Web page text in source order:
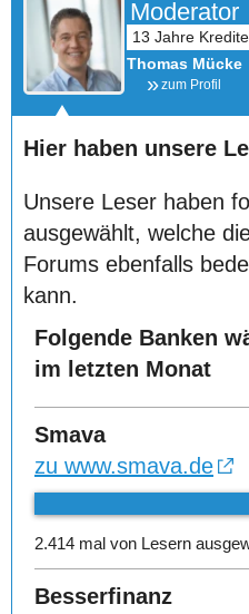
Moderator
Thomas Mücke
zum Profil
Hier haben unsere
Unsere Leser haben
ausgewählt, welche
Forums ebenfalls
kann.
Folgende Banken
im letzten Monat
Smava
zu www.smava.de
2.414 mal von Lesern
Besserfinanz